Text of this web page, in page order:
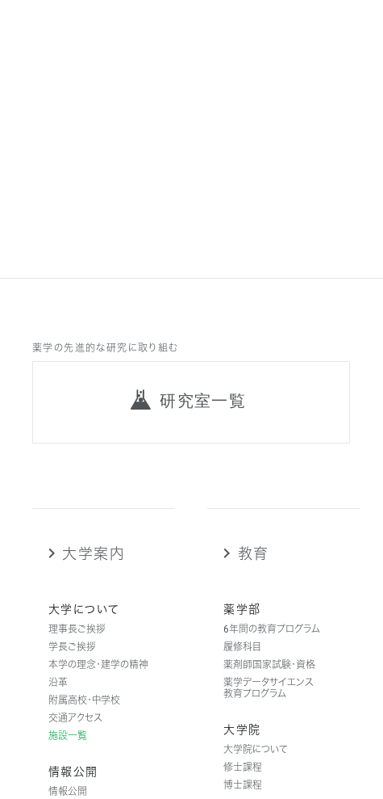
薬学の先進的な研究に取り組む
研究室一覧
大学案内
大学について
理事長ご挨拶
学長ご挨拶
本学の理念・建学の精神
沿革
附属高校・中学校
交通アクセス
施設一覧
情報公開
情報公開
教育
薬学部
6年間の教育プログラム
履修科目
薬剤師国家試験・資格
薬学データサイエンス
教育プログラム
大学院
大学院について
修士課程
博士課程